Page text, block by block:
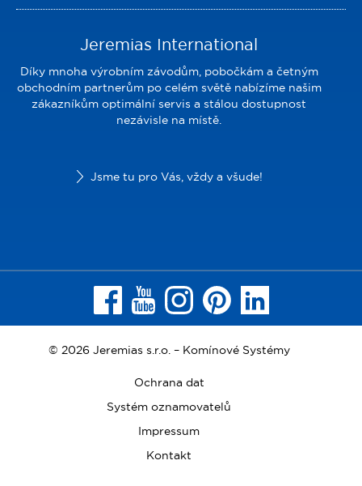
Jeremias International
Díky mnoha výrobním závodům, pobočkám a četným
obchodním partnerům po celém světě nabízíme našim
zákazníkům optimální servis a stálou dostupnost
nezávisle na místě.
Jsme tu pro Vás, vždy a všude!
© 2026 Jeremias s.r.o. – Komínové Systémy
Ochrana dat
Systém oznamovatelů
Impressum
Kontakt